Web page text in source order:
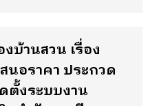
บ้านสวน เรื่อง
นอราคา ประกวด
ตั้งระบบงาน